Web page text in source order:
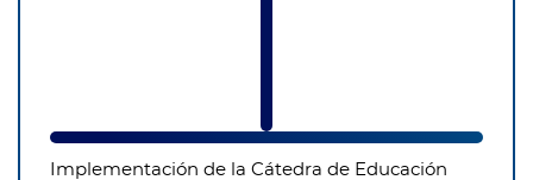
Implementación de la Cátedra de Educación